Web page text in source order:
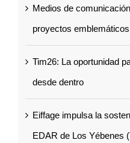
Medios de
proyectos
Tim26: La oportunidad
desde dentro
Eiffage impulsa la
EDAR de Los Yébenes